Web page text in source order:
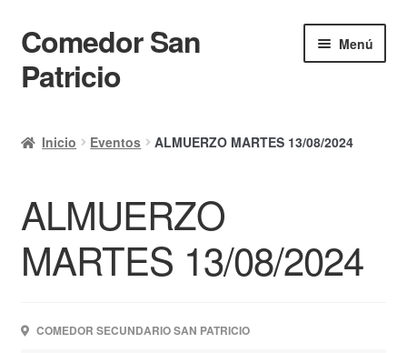
Ir
a
la
Ir
al
contenido
Comedor San
Patricio
Menú
Calendario
Mi cuenta
Ayuda Rapida
Finalizar compra
Inicio Eventos ALMUERZO MARTES 13/08/2024
ALMUERZO
MARTES 13/08/2024
COMEDOR SECUNDARIO SAN PATRICIO